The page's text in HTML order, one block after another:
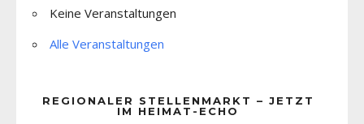
Keine Veranstaltungen
Alle Veranstaltungen
REGIONALER STELLENMARKT – JETZT
IM HEIMAT-ECHO